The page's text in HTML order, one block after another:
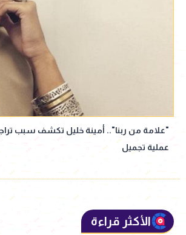
"علامة من ربنا".. أمينة خليل تكشف سبب
عملية تجميل
الأكثر قراءة